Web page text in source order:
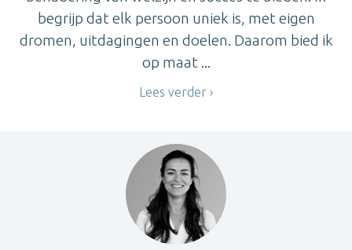
begrijp dat elk persoon uniek is, met eigen
dromen, uitdagingen en doelen. Daarom bied ik
op maat ...
Lees verder